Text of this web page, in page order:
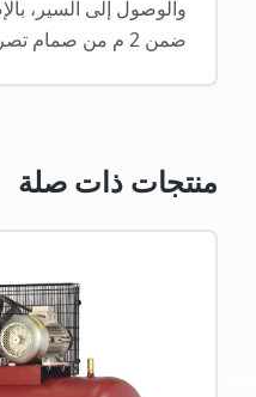
والوصول إلى السير،
ضمن 2 م من صمام تصريف الخزان.
منتجات ذات صلة